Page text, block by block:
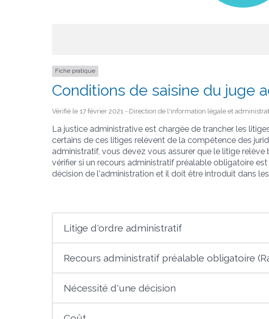
Fiche pratique
Conditions de saisine du juge
Vérifié le 17 février 2021 - Direction de l'information légale et
La justice administrative est chargée de trancher les
certains de ces litiges relèvent de la compétence des
administratif, vous devez vous assurer que le litige
vérifier si un recours administratif préalable obligatoire
décision de l'administration et il doit être introduit dans
Litige d'ordre administratif
Recours administratif préalable obligatoire
Nécessité d'une décision